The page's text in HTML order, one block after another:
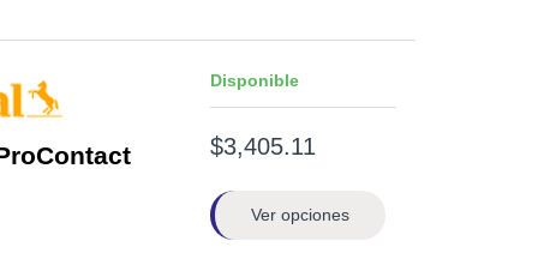
Disponible
$3,405.11
Ver opciones